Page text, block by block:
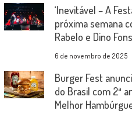
‘Inevitável – A
próxima semana
Rabelo e Dino
6 de novembro de 2025
Burger Fest
do Brasil com 2ª
Melhor